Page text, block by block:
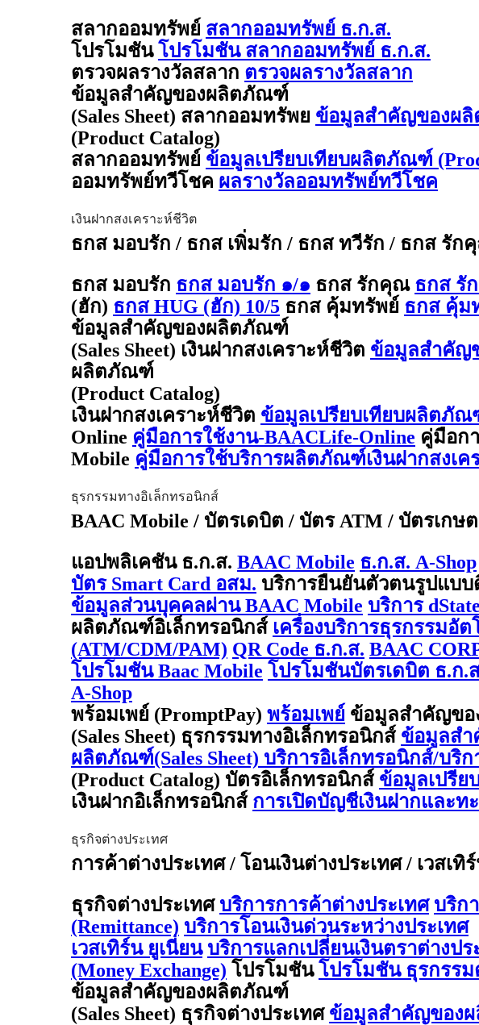
สลากออมทรัพย์ สลากออมทรัพย์ ธ.ก.ส.
โปรโมชัน โปรโมชัน สลากออมทรัพย์ ธ.ก.ส.
ตรวจผลรางวัลสลาก ตรวจผลรางวัลสลาก
ข้อมูลสำคัญของผลิตภัณฑ์
(Sales Sheet) สลากออมทรัพย ข้อมูลสำคัญของผลิ
(Product Catalog)
สลากออมทรัพย์ ข้อมูลเปรียบเทียบผลิตภัณฑ์
ออมทรัพย์ทวีโชค ผลรางวัลออมทรัพย์ทวีโชค
เงินฝากสงเคราะห์ชีวิต
ธกส มอบรัก / ธกส เพิ่มรัก / ธกส ทวีรัก / ธกส รัก
ธกส มอบรัก ธกส มอบรัก ๑/๑ ธกส รักคุณ ธกส รั
(ฮัก) ธกส HUG (ฮัก) 10/5 ธกส คุ้มทรัพย์ ธกส คุ้ม
ข้อมูลสำคัญของผลิตภัณฑ์
(Sales Sheet) เงินฝากสงเคราะห์ชีวิต ข้อมูลสำคัญข
ผลิตภัณฑ์
(Product Catalog)
เงินฝากสงเคราะห์ชีวิต ข้อมูลเปรียบเทียบผลิตภัณ
Online คู่มือการใช้งาน-BAACLife-Online คู่มือก
Mobile คู่มือการใช้บริการผลิตภัณฑ์เงินฝากสงเ
ธุรกรรมทางอิเล็กทรอนิกส์
BAAC Mobile / บัตรเดบิต / บัตร ATM / บัตรเกษ
แอปพลิเคชัน ธ.ก.ส. BAAC Mobile ธ.ก.ส. A-Shop
บัตร Smart Card อสม. บริการยืนยันตัวตนรูปแบ
ข้อมูลส่วนบุคคลผ่าน BAAC Mobile บริการ
ผลิตภัณฑ์อิเล็กทรอนิกส์ เครื่องบริการธุรกรรมอั
(ATM/CDM/PAM) QR Code ธ.ก.ส. BAAC
โปรโมชัน Baac Mobile โปรโมชันบัตรเดบิต ธ.ก.
A-Shop
พร้อมเพย์ (PromptPay) พร้อมเพย์ ข้อมูลสำคัญข
(Sales Sheet) ธุรกรรมทางอิเล็กทรอนิกส์ ข้อมูลสำ
ผลิตภัณฑ์(Sales Sheet) บริการอิเล็กทรอนิกส์/บริก
(Product Catalog) บัตรอิเล็กทรอนิกส์ ข้อมูลเปรีย
เงินฝากอิเล็กทรอนิกส์ การเปิดบัญชีเงินฝากและท
ธุรกิจต่างประเทศ
การค้าต่างประเทศ / โอนเงินต่างประเทศ / เวสเทิ
ธุรกิจต่างประเทศ บริการการค้าต่างประเทศ บริก
(Remittance) บริการโอนเงินด่วนระหว่างประเทศ
เวสเทิร์น ยูเนี่ยน บริการแลกเปลี่ยนเงินตราต่างปร
(Money Exchange) โปรโมชัน โปรโมชัน ธุรกรรม
ข้อมูลสำคัญของผลิตภัณฑ์
(Sales Sheet) ธุรกิจต่างประเทศ ข้อมูลสำคัญของผ